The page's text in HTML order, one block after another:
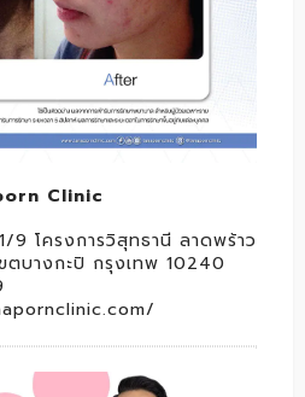
Clinic
9 โครงการวิสุทธานี ลาดพร้าว
ตบางกะปิ กรุงเทพ 10240